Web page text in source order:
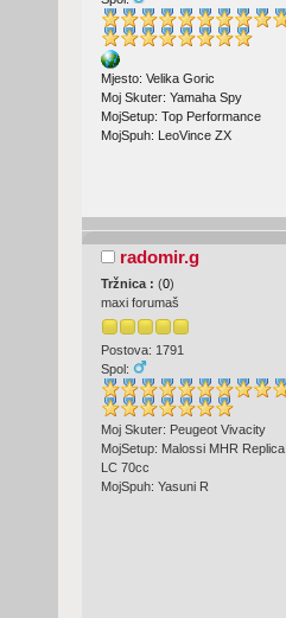
Mjesto: Velika Goric
Moj Skuter: Yamaha Spy
MojSetup: Top Performance
MojSpuh: LeoVince ZX
radomir.g
Tržnica : (0)
maxi forumaš
Postova: 1791
Spol:
Moj Skuter: Peugeot Vivacity
MojSetup: Malossi MHR Replica
LC 70cc
MojSpuh: Yasuni R